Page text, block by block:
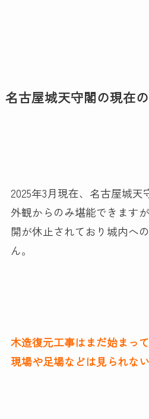
名古屋城天守閣の現在
2025年3月現在、名古屋城
外観からのみ堪能できます
開が休止されており城内へ
ん。
木造復元工事はまだ始まっ
現場や足場などは見られない